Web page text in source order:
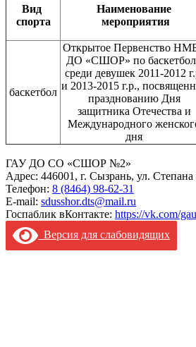
Вид
спорта
Наименование
мероприятия
баскетбол
Открытое Первенство
ДО «СШОР» по
среди девушек 2011-2012
и 2013-2015 г.р.,
празднованию Дня
защитника Отечества и
Международного
дня
ГАУ ДО СО «СШОР №2»
Адрес: 446001, г. Сызрань, ул. Степана
Телефон: 8 (8464) 98-62-31
E-mail: sdusshor.dts@mail.ru
Госпаблик вКонтакте: https://vk.com/
Версия для слабовидящих